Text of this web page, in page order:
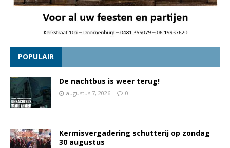
POPULAIR
De nachtbus is weer terug!
augustus 7, 2026 0
Kermisvergadering schutterij op zondag
30 augustus